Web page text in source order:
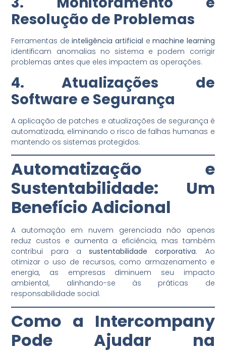
Resolução de Problemas
Ferramentas deinteligência artificial emachine learning
identificam anomalias no sistema e podem corrigir
problemas antes que eles impactem as operações.
4. Atualizações de
Software e Segurança
A aplicação de patches e atualizações de segurança é
automatizada, eliminando o risco de falhas humanas e
mantendo os sistemas protegidos.
Automatização e
Sustentabilidade: Um
Benefício Adicional
A automação em nuvem gerenciada não apenas
reduz custos e aumenta a eficiência, mas também
contribui para asustentabilidade corporativa. Ao
otimizar o uso de recursos, como armazenamento e
energia, as empresas diminuem seu impacto
ambiental, alinhando-se às práticas de
responsabilidade social.
Como a Intercompany
Pode Ajudar na